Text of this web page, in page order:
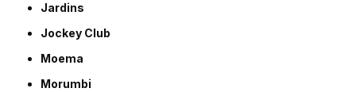
Jardins
Jockey Club
Moema
Morumbi